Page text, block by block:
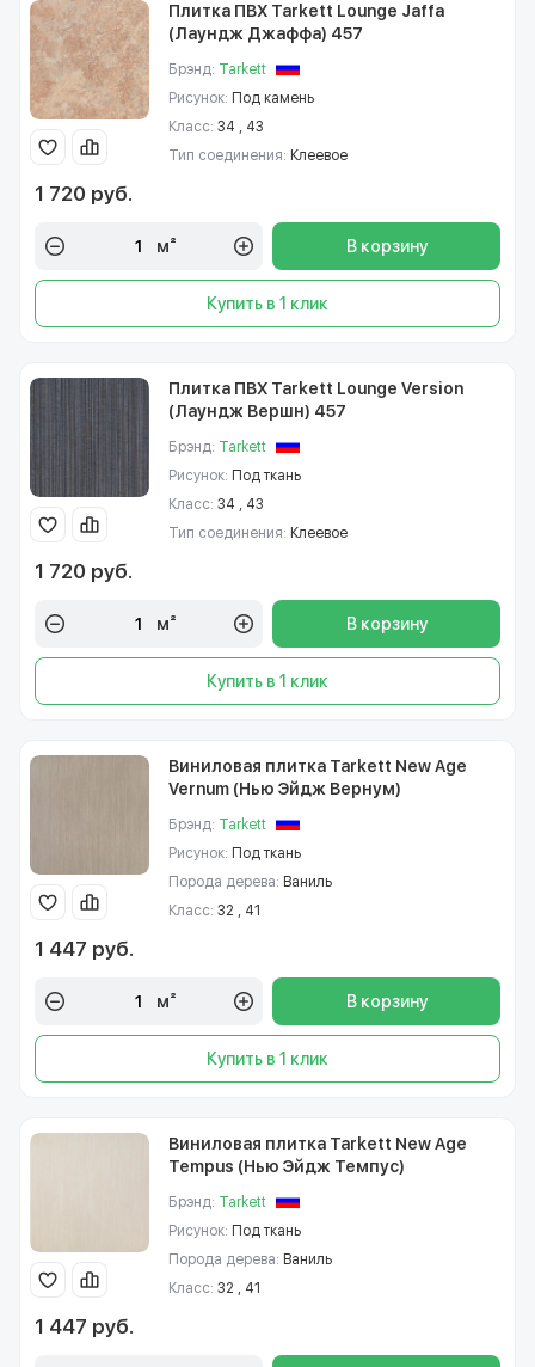
Плитка ПВХ Tarkett Lounge Jaffa
(Лаундж Джаффа) 457
Брэнд: Tarkett
Рисунок: Под камень
Класс: 34 , 43
Тип соединения: Клеевое
1 720 руб.
м² В корзину
Купить в 1 клик
Плитка ПВХ Tarkett Lounge Version
(Лаундж Вершн) 457
Брэнд: Tarkett
Рисунок: Под ткань
Класс: 34 , 43
Тип соединения: Клеевое
1 720 руб.
м² В корзину
Купить в 1 клик
Виниловая плитка Tarkett New Age
Vernum (Нью Эйдж Вернум)
Брэнд: Tarkett
Рисунок: Под ткань
Порода дерева: Ваниль
Класс: 32 , 41
1 447 руб.
м² В корзину
Купить в 1 клик
Виниловая плитка Tarkett New Age
Tempus (Нью Эйдж Темпус)
Брэнд: Tarkett
Рисунок: Под ткань
Порода дерева: Ваниль
Класс: 32 , 41
1 447 руб.